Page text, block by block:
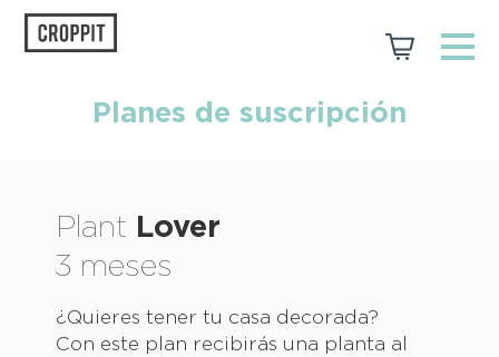
Planes de suscripción
Plant Lover
3 meses
¿Quieres tener tu casa decorada?
Con este plan recibirás una planta al